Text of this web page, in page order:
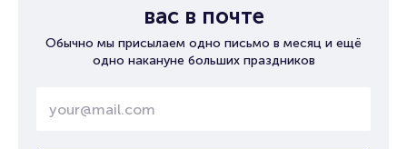
вас в почте
Обычно мы присылаем одно письмо в месяц и ещё
одно накануне больших праздников